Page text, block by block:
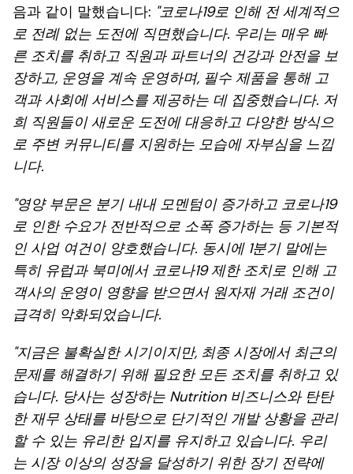
음과 같이 말했습니다: "코로나19로 인해 전 세계적으
로 전례 없는 도전에 직면했습니다. 우리는 매우 빠
른 조치를 취하고 직원과 파트너의 건강과 안전을 보
장하고, 운영을 계속 운영하며, 필수 제품을 통해 고
객과 사회에 서비스를 제공하는 데 집중했습니다. 저
희 직원들이 새로운 도전에 대응하고 다양한 방식으
로 주변 커뮤니티를 지원하는 모습에 자부심을 느낍
니다.
"영양 부문은 분기 내내 모멘텀이 증가하고 코로나19
로 인한 수요가 전반적으로 소폭 증가하는 등 기본적
인 사업 여건이 양호했습니다. 동시에 1분기 말에는
특히 유럽과 북미에서 코로나19 제한 조치로 인해 고
객사의 운영이 영향을 받으면서 원자재 거래 조건이
급격히 악화되었습니다.
"지금은 불확실한 시기이지만, 최종 시장에서 최근의
문제를 해결하기 위해 필요한 모든 조치를 취하고 있
습니다. 당사는 성장하는 Nutrition 비즈니스와 탄탄
한 재무 상태를 바탕으로 단기적인 개발 상황을 관리
할 수 있는 유리한 입지를 유지하고 있습니다. 우리
는 시장 이상의 성장을 달성하기 위한 장기 전략에